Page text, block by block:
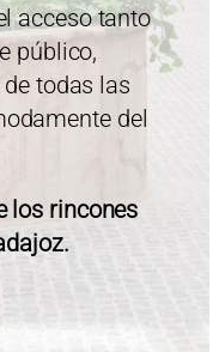
acceso tanto
público,
todas las
del
los rincones